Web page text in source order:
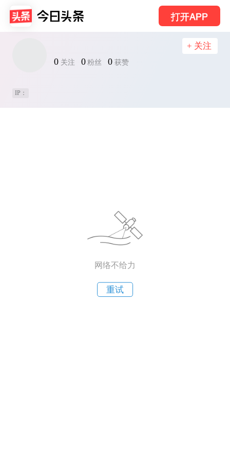
打开APP
0 关注 0 粉丝 0 获赞
+ 关注
IP：
网络不给力
重试